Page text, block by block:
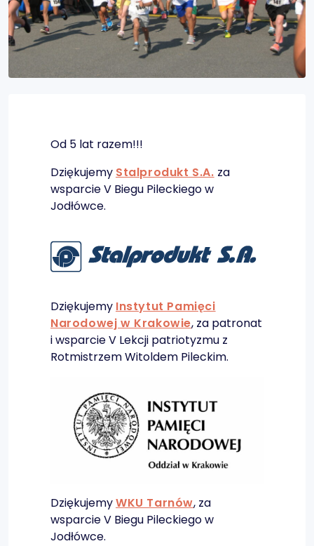
Od 5 lat razem!!!
Dziękujemy Stalprodukt S.A. za
wsparcie V Biegu Pileckiego w
Jodłówce.
Dziękujemy Instytut Pamięci
Narodowej w Krakowie, za patronat
i wsparcie V Lekcji patriotyzmu z
Rotmistrzem Witoldem Pileckim.
DziękujemyWKU Tarnów, za
wsparcie V Biegu Pileckiego w
Jodłówce.